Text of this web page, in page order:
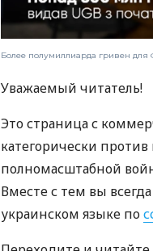
Более полумиллиарда гривен для
Уважаемый читатель!
Это страница с
категорически
полномасштабной
Вместе с тем вы
украинском языке по